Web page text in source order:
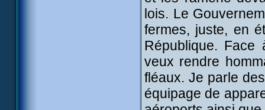
lois. Le
fermes, juste, en
République.
veux rendre
fléaux. Je parle
équipage de